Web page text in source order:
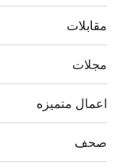
مقابلات
مجلات
اعمال متميزه
صحف